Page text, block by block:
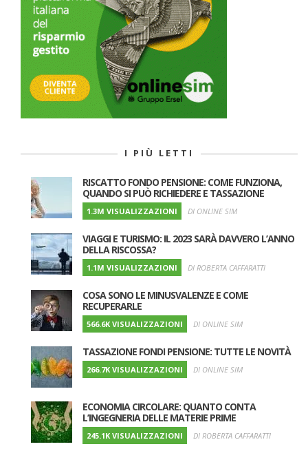
I PIÙ LETTI
RISCATTO FONDO PENSIONE: COME FUNZIONA,
QUANDO SI PUÒ RICHIEDERE E TASSAZIONE
1.3M VISUALIZZAZIONI DI ONLINE SIM
VIAGGI E TURISMO: IL 2023 SARÀ DAVVERO L’ANNO
DELLA RISCOSSA?
1.1M VISUALIZZAZIONI DI ROBERTA CAFFARATTI
COSA SONO LE MINUSVALENZE E COME
RECUPERARLE
566.6K VISUALIZZAZIONI DI ONLINE SIM
TASSAZIONE FONDI PENSIONE: TUTTE LE NOVITÀ
266.7K VISUALIZZAZIONI DI ONLINE SIM
ECONOMIA CIRCOLARE: QUANTO CONTA
L’INGEGNERIA DELLE MATERIE PRIME
245.1K VISUALIZZAZIONI DI ROBERTA CAFFARATTI